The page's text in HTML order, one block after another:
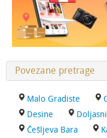
Povezane pretrage
Malo Gradiste
Desine
Češljeva Bara